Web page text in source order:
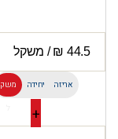
משק יחידה אריזה
+